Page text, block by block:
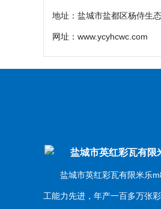
地址：盐城市盐都区杨侍生
网址： www.ycyhcwc.com
盐城市英红彩瓦有限
盐城市英红彩瓦有限米乐m8
工能力先进，年产一百多万张